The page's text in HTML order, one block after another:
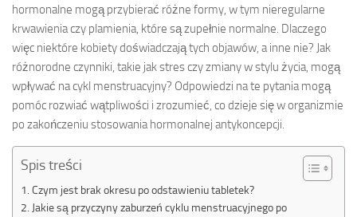
hormonalne mogą przybierać różne formy, w tym nieregularne
krwawienia czy plamienia, które są zupełnie normalne. Dlaczego
więc niektóre kobiety doświadczają tych objawów, a inne nie? Jak
różnorodne czynniki, takie jak stres czy zmiany w stylu życia, mogą
wpływać na cykl menstruacyjny? Odpowiedzi na te pytania mogą
pomóc rozwiać wątpliwości i zrozumieć, co dzieje się w organizmie
po zakończeniu stosowania hormonalnej antykoncepcji.
Spis treści
Czym jest brak okresu po odstawieniu tabletek?
Jakie są przyczyny zaburzeń cyklu menstruacyjnego po